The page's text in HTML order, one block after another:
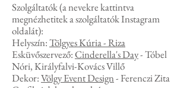
Szolgáltatók (a nevekre kattintva
megnézhetitek a szolgáltatók Instagram
oldalát):
Helyszín:Tölgyes Kúria - Riza
Esküvőszervező:Cinderella's Day- Tóbel
Nóri, Királyfalvi-Kovács Villő
Dekor:Völgy Event Design- Ferenczi Zita